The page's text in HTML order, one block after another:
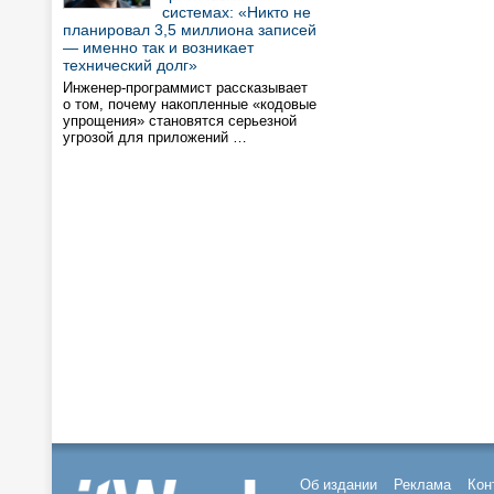
системах: «Никто не
планировал 3,5 миллиона записей
— именно так и возникает
технический долг»
Инженер-программист рассказывает
о том, почему накопленные «кодовые
упрощения» становятся серьезной
угрозой для приложений …
Об издании Реклама